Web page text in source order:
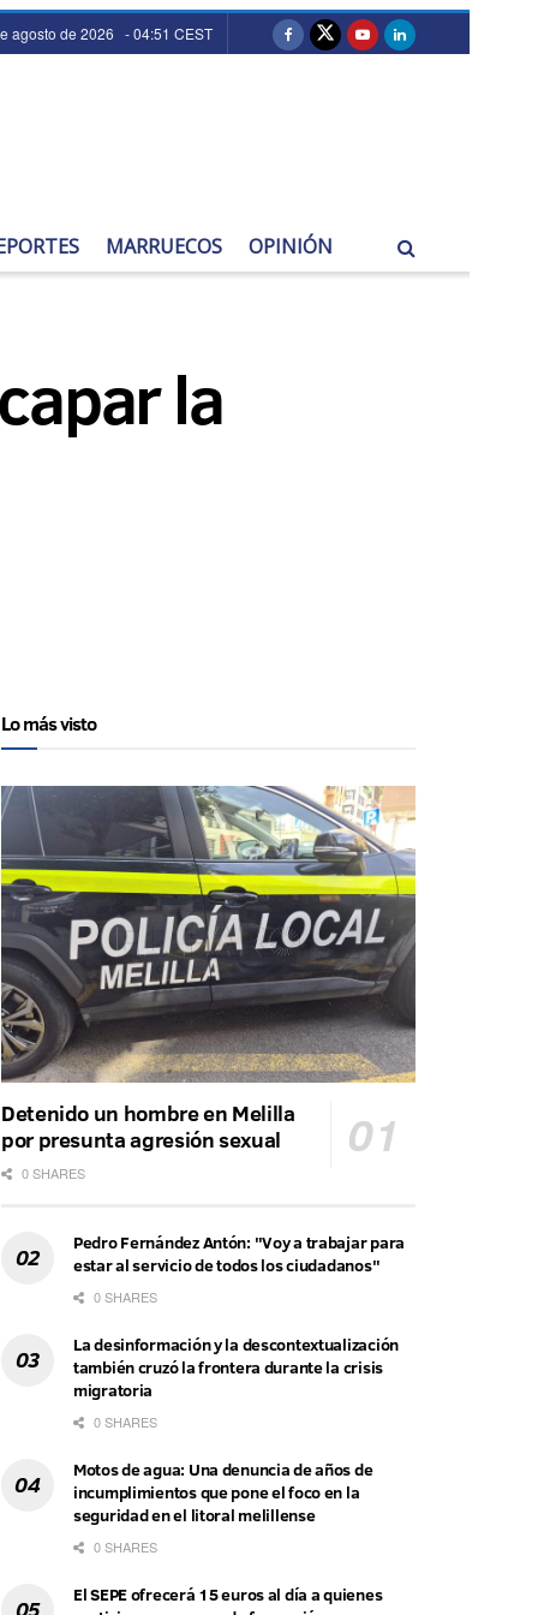
agosto de 2026 - 04:51 CEST
MARRUECOS OPINIÓN
la
Lo más visto
Detenido un hombre en Melilla
por presunta agresión sexual
0 SHARES
Pedro Fernández Antón: "Voy a trabajar para
estar al servicio de todos los ciudadanos"
0 SHARES
La desinformación y la descontextualización
también cruzó la frontera durante la crisis
migratoria
0 SHARES
Motos de agua: Una denuncia de años de
incumplimientos que pone el foco en la
seguridad en el litoral melillense
0 SHARES
El SEPE ofrecerá 15 euros al día a quienes